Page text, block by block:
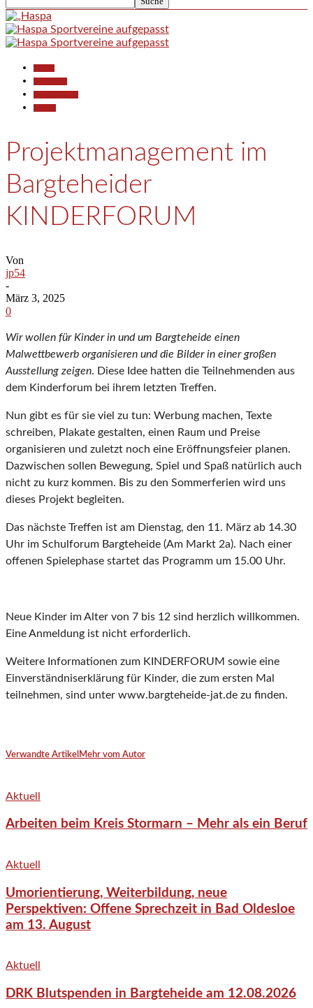
Projektmanagement im
Bargteheider
KINDERFORUM
Von
jp54
-
März 3, 2025
0
Wir wollen für Kinder in und um Bargteheide einen
Malwettbewerb organisieren und die Bilder in einer großen
Ausstellung zeigen. Diese Idee hatten die Teilnehmenden aus
dem Kinderforum bei ihrem letzten Treffen.
Nun gibt es für sie viel zu tun: Werbung machen, Texte
schreiben, Plakate gestalten, einen Raum und Preise
organisieren und zuletzt noch eine Eröffnungsfeier planen.
Dazwischen sollen Bewegung, Spiel und Spaß natürlich auch
nicht zu kurz kommen. Bis zu den Sommerferien wird uns
dieses Projekt begleiten.
Das nächste Treffen ist am Dienstag, den 11. März ab 14.30
Uhr im Schulforum Bargteheide (Am Markt 2a). Nach einer
offenen Spielephase startet das Programm um 15.00 Uhr.
Neue Kinder im Alter von 7 bis 12 sind herzlich willkommen.
Eine Anmeldung ist nicht erforderlich.
Weitere Informationen zum KINDERFORUM sowie eine
Einverständniserklärung für Kinder, die zum ersten Mal
teilnehmen, sind unter www.bargteheide-jat.de zu finden.
Verwandte Artikel Mehr vom Autor
Aktuell
Arbeiten beim Kreis Stormarn – Mehr als ein Beruf
Aktuell
Umorientierung, Weiterbildung, neue
Perspektiven: Offene Sprechzeit in Bad Oldesloe
am 13. August
Aktuell
DRK Blutspenden in Bargteheide am 12.08.2026